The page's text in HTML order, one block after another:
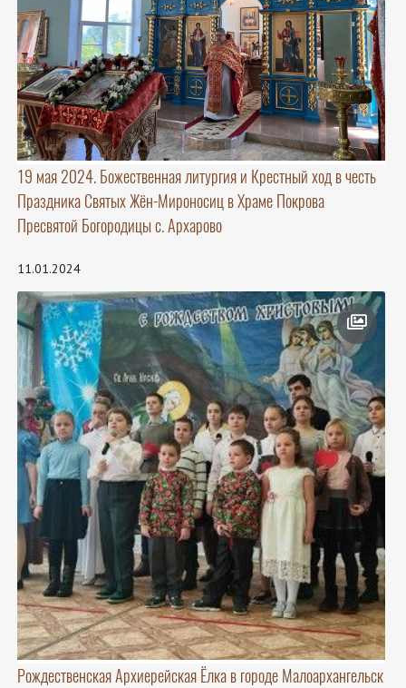
19 мая 2024. Божественная литургия и Крестный ход в честь
Праздника Святых Жён-Мироносиц в Храме Покрова
Пресвятой Богородицы с. Архарово
11.01.2024
Рождественская Архиерейская Ёлка в городе Малоархангельск